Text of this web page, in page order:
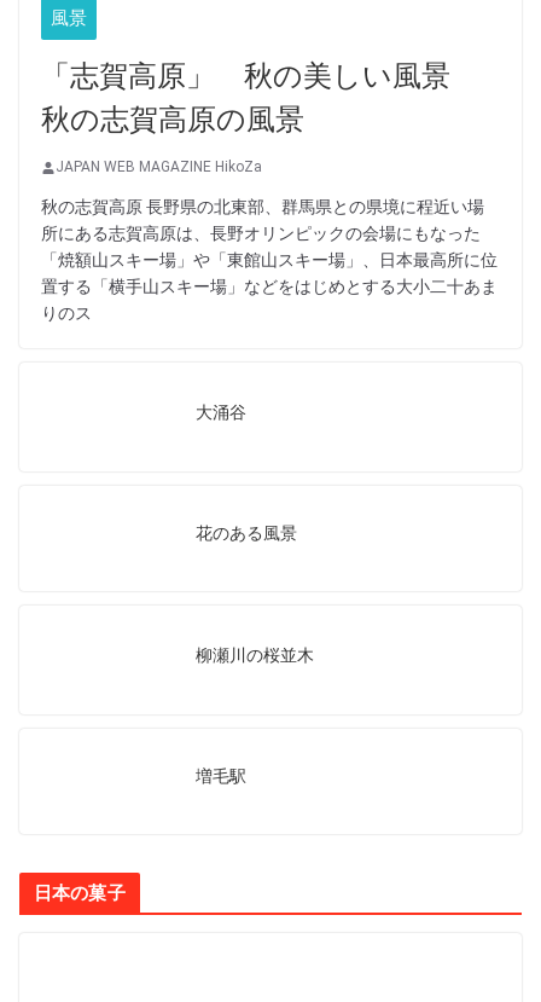
風景
「志賀高原」 秋の美しい風景
秋の志賀高原の風景
JAPAN WEB MAGAZINE HikoZa
秋の志賀高原 長野県の北東部、群馬県との県境に程近い場
所にある志賀高原は、長野オリンピックの会場にもなった
「焼額山スキー場」や「東館山スキー場」、日本最高所に位
置する「横手山スキー場」などをはじめとする大小二十あま
りのス
大涌谷
花のある風景
柳瀬川の桜並木
増毛駅
日本の菓子